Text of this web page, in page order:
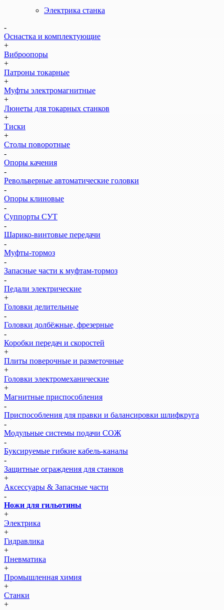
Электрика станка
-
Оснастка и комплектующие
+
Виброопоры
+
Патроны токарные
+
Муфты электромагнитные
+
Люнеты для токарных станков
+
Тиски
+
Столы поворотные
-
Опоры качения
-
Револьверные автоматические головки
-
Опоры клиновые
-
Суппорты СУТ
-
Шарико-винтовые передачи
-
Муфты-тормоз
-
Запасные части к муфтам-тормоз
-
Педали электрические
+
Головки делительные
-
Головки долбёжные, фрезерные
-
Коробки передач и скоростей
+
Плиты поверочные и разметочные
+
Головки электромеханические
+
Магнитные приспособления
-
Приспособления для правки и балансировки шлифкруга
-
Модульные системы подачи СОЖ
-
Буксируемые гибкие кабель-каналы
-
Защитные ограждения для станков
+
Аксессуары & Запасные части
-
Ножи для гильотины
+
Электрика
+
Гидравлика
+
Пневматика
+
Промышленная химия
+
Станки
+